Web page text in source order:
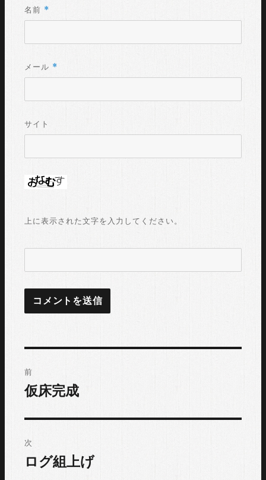
名前 *
メール *
サイト
上に表示された文字を入力してください。
稿
ビ
ゲ
前
過
投
稿:
仮床完成
次
次
ログ組上げ